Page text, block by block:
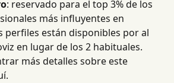
: reservado para el top 3% de los
más influyentes en
perfiles están disponibles por al
en lugar de los 2 habituales.
más detalles sobre este